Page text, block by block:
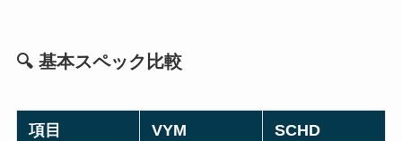
🔍 基本スペック比較
項目 VYM SCHD